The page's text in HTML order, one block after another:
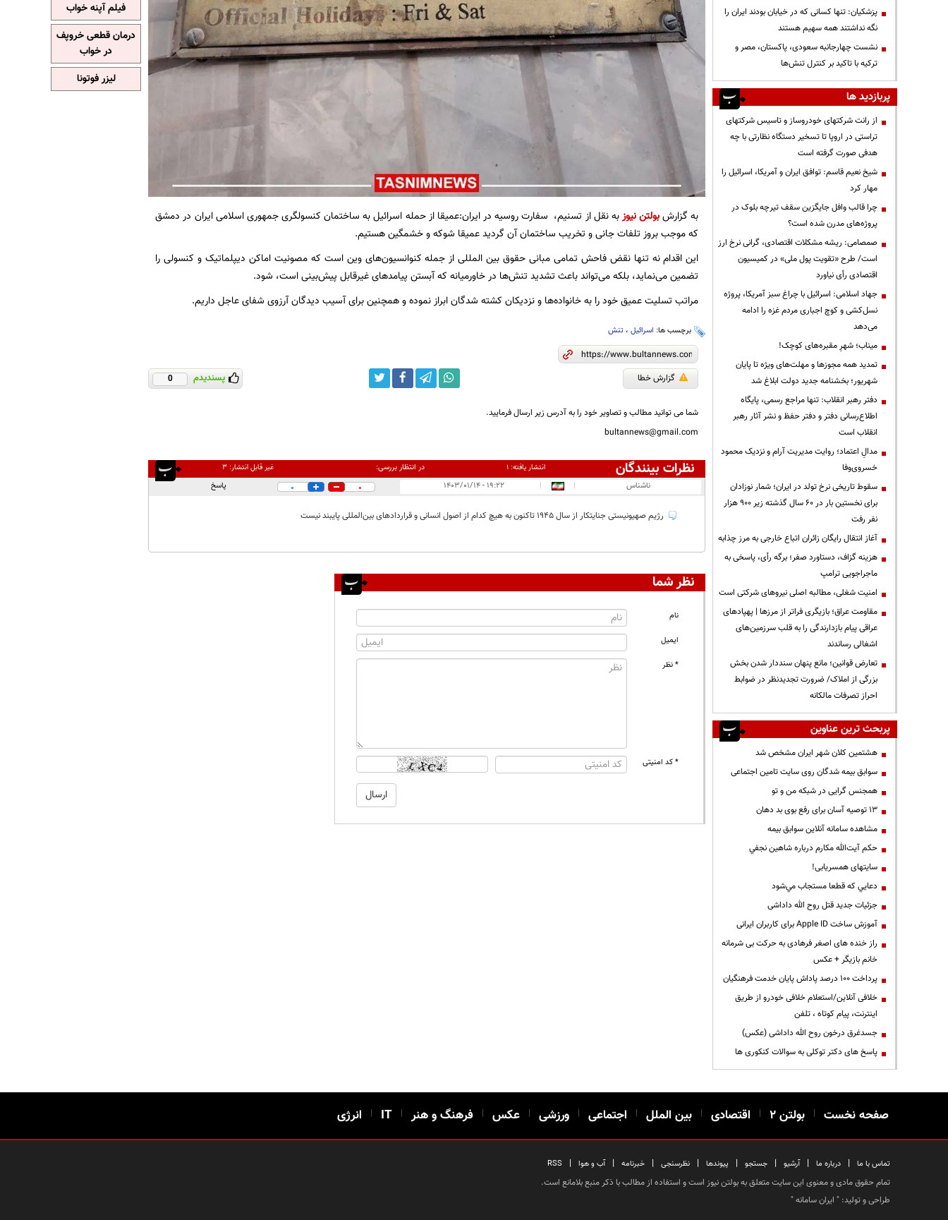
به گزارشبولتن نیوزبه نقل از تسنیم، سفارت روسیه در ایران:عمیقا از حمله اسرائیل به ساختمان کنسولگری جمهوری اسلامی ایران در دمشق
که موجب بروز تلفات جانی و تخریب ساختمان آن گردید عمیقا شوکه و خشمگین هستیم.
این اقدام نه تنها نقض فاحش تمامی مبانی حقوق بین المللی از جمله کنوانسیون‌های وین است که مصونیت اماکن دیپلماتیک و کنسولی را
تضمین می‌نماید، بلکه می‌تواند باعث تشدید تنش‌ها در خاورمیانه که آبستن پیامدهای غیرقابل پیش‌بینی است، شود.
مراتب تسلیت عمیق خود را به خانواده‌ها و نزدیکان کشته شدگان ابراز نموده و همچنین برای آسیب دیدگان آرزوی شفای عاجل داریم.
برچسب ها: اسرائیل، تنش
گزارش خطا پسندیدم 0
شما می توانید مطالب و تصاویر خود را به آدرس زیر ارسال فرمایید.
bultannews@gmail.com
نظرات بینندگان انتشار یافته:۱ در انتظار بررسی: غیر قابل انتشار:۳
ناشناس |
| ۱۹:۲۲ - ۱۴۰۳/۰۱/۱۴ 0
0 پاسخ
رژیم صهیونیستی جنایتکار از سال 1945 تاکنون به هیچ کدام از اصول انسانی و قراردادهای بین‌المللی پایبند نیست
نظر شما
نام
ایمیل
* نظر
* کد امنیتی
پزشکیان: تنها کسانی که در خیابان بودند ایران را
نگه نداشتند همه سهیم هستند
نشست چهارجانبه سعودی، پاکستان، مصر و
ترکیه با تاکید بر کنترل تنش‌ها
پربازدید ها
از رانت‌ شرکتهای خودروساز و تاسیس شرکتهای
تراستی در اروپا تا تسخیر دستگاه نظارتی با چه
هدفی صورت گرفته است
شیخ نعیم قاسم: توافق ایران و آمریکا، اسرائیل را
مهار کرد
چرا قالب وافل جایگزین سقف تیرچه بلوک در
پروژه‌های مدرن شده است؟
صمصامی: ریشه مشکلات اقتصادی، گرانی نرخ ارز
است/ طرح «تقویت پول ملی» در کمیسیون
اقتصادی رأی نیاورد
جهاد اسلامی: اسرائیل با چراغ سبز آمریکا، پروژه
نسل‌کشی و کوچ اجباری مردم غزه را ادامه
می‌دهد
میناب؛ شهرِ مقبره‌های کوچک!
تمدید همه مجوزها و مهلت‌های ویژه تا پایان
شهریور؛ بخشنامه جدید دولت ابلاغ شد
دفتر رهبر انقلاب: تنها مراجع رسمی، پایگاه
اطلاع‌رسانی دفتر و دفتر حفظ و نشر آثار رهبر
انقلاب است
مدالِ اعتماد؛ روایت مدیریت آرام و نزدیک محمود
خسروی‌وفا
سقوط تاریخی نرخ تولد در ایران؛ شمار نوزادان
برای نخستین بار در ۶۰ سال گذشته زیر ۹۰۰ هزار
نفر رفت
آغاز انتقال رایگان زائران اتباع خارجی به مرز چذابه
هزینه گزاف، دستاورد صفر؛ برگه رأی، پاسخی به
ماجراجویی ترامپ
‌امنیت شغلی، مطالبه اصلی نیروهای شرکتی است
مقاومت عراق؛ بازیگری فراتر از مرزها | پهپادهای
عراقی پیام بازدارندگی را به قلب سرزمین‌های
اشغالی رساندند
تعارض قوانین؛ مانع پنهان سنددار شدن بخش
بزرگی از املاک/ ضرورت تجدیدنظر در ضوابط
احراز تصرفات مالکانه
پربحث ترین عناوین
هشتمین کلان شهر ایران مشخص شد
سوابق بیمه شدگان روی سایت تامین اجتماعی
همجنس گرایی در شبکه من و تو
13 توصیه آسان برای رفع بوی بد دهان
مشاهده سامانه آنلاين سوابق بیمه
حكم آيت‌الله مكارم درباره شاهين نجفي
سایتهای همسریابی!
دعايي كه قطعا مستجاب مي‌شود
جزئیات جدید قتل روح الله داداشی
آموزش ساخت Apple ID برای کاربران ایرانی
راز خنده های اصغر فرهادی به حرکت بی شرمانه
خانم بازیگر + عکس
پرداخت ۱۰۰ درصد پاداش پایان خدمت فرهنگیان
خلافی آنلاین/استعلام خلافی خودرو از طریق
اینترنت، پیام کوتاه ، تلفن
جسدغرق درخون روح الله داداشی (عکس)
پاسخ های دکتر توکلی به سوالات کنکوری ها
فیلم آپنه خواب
درمان قطعی خروپف
در خواب
لیزر فوتونا
صفحه نخست | بولتن ۲ | اقتصادی | بین الملل | اجتماعی | ورزشی | عکس | فرهنگ و هنر |
IT
| انرژی
تماس با ما | درباره ما | آرشیو | جستجو | پیوندها | نظرسنجی | خبرنامه | آب و هوا |
RSS
تمام حقوق مادی و معنوی این سایت متعلق به بولتن نیوز است و استفاده از مطالب با ذکر منبع بلامانع است.
طراحی و تولید: " ایران سامانه"